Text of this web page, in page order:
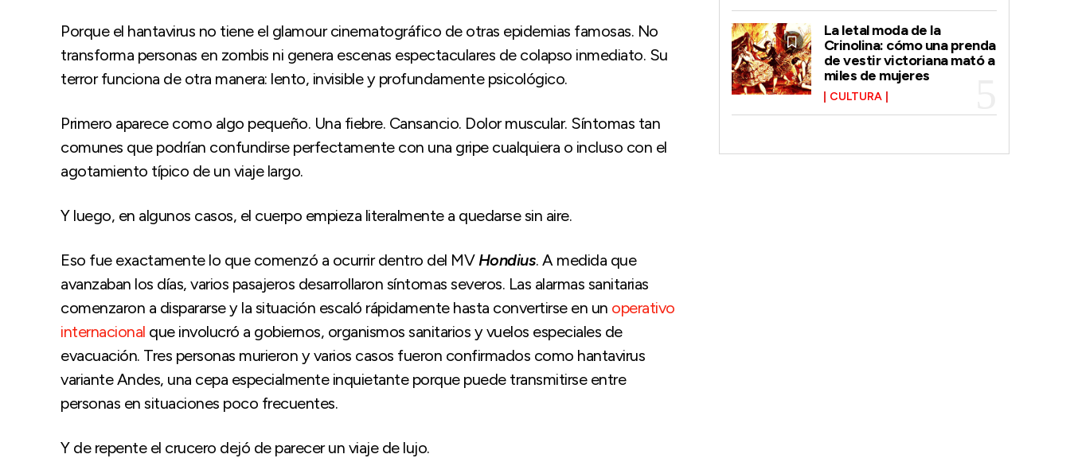
Porque el hantavirus no tiene el glamour cinematográfico de otras epidemias famosas. No
transforma personas en zombis ni genera escenas espectaculares de colapso inmediato. Su
terror funciona de otra manera: lento, invisible y profundamente psicológico.
Primero aparece como algo pequeño. Una fiebre. Cansancio. Dolor muscular. Síntomas tan
comunes que podrían confundirse perfectamente con una gripe cualquiera o incluso con el
agotamiento típico de un viaje largo.
Y luego, en algunos casos, el cuerpo empieza literalmente a quedarse sin aire.
Eso fue exactamente lo que comenzó a ocurrir dentro del MV Hondius. A medida que
avanzaban los días, varios pasajeros desarrollaron síntomas severos. Las alarmas sanitarias
comenzaron a dispararse y la situación escaló rápidamente hasta convertirse en un operativo
internacional que involucró a gobiernos, organismos sanitarios y vuelos especiales de
evacuación. Tres personas murieron y varios casos fueron confirmados como hantavirus
variante Andes, una cepa especialmente inquietante porque puede transmitirse entre
personas en situaciones poco frecuentes.
Y de repente el crucero dejó de parecer un viaje de lujo.
La letal moda de la
Crinolina: cómo una prenda
de vestir victoriana mató a
miles de mujeres
CULTURA